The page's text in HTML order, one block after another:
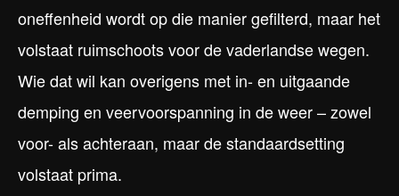
oneffenheid wordt op die manier gefilterd, maar het
volstaat ruimschoots voor de vaderlandse wegen.
Wie dat wil kan overigens met in- en uitgaande
demping en veervoorspanning in de weer – zowel
voor- als achteraan, maar de standaardsetting
volstaat prima.